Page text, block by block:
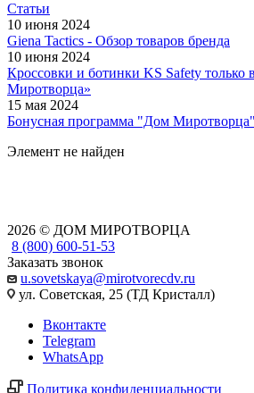
Статьи
10 июня 2024
Giena Tactics - Обзор товаров бренда
10 июня 2024
Кроссовки и ботинки KS Safety только
Миротворца»
15 мая 2024
Бонусная программа "Дом Миротворца"
Элемент не найден
2026 © ДОМ МИРОТВОРЦА
8 (800) 600-51-53
Заказать звонок
u.sovetskaya@mirotvorecdv.ru
ул. Советская, 25 (ТД Кристалл)
Вконтакте
Telegram
WhatsApp
Политика конфиденциальности